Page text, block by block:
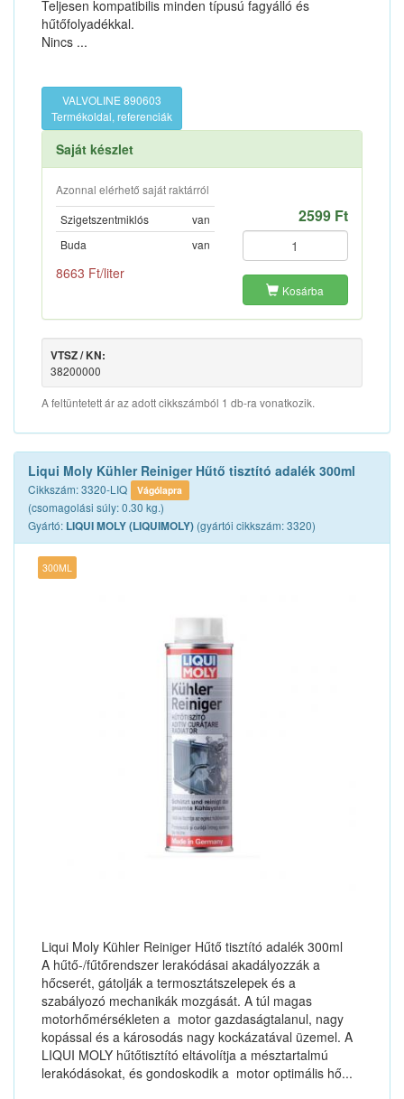
Teljesen kompatibilis minden típusú fagyálló és
hűtőfolyadékkal.
Nincs ...
VALVOLINE 890603
Termékoldal, referenciák
Saját készlet
Azonnal elérhető saját raktárról
Szigetszentmiklós
van
Buda
van
8663 Ft/liter
2599 Ft
Kosárba
VTSZ / KN:
38200000
A feltüntetett ár az adott cikkszámból 1 db-ra vonatkozik.
Liqui Moly Kühler Reiniger Hűtő tisztító adalék 300ml
Cikkszám: 3320-LIQ Vágólapra
(csomagolási súly: 0.30 kg.)
Gyártó: LIQUI MOLY (LIQUIMOLY) (gyártói cikkszám: 3320)
300ML
Liqui Moly Kühler Reiniger Hűtő tisztító adalék 300ml
A hűtő-/fűtőrendszer lerakódásai akadályozzák a
hőcserét, gátolják a termosztátszelepek és a
szabályozó mechanikák mozgását. A túl magas
motorhőmérsékleten a motor gazdaságtalanul, nagy
kopással és a károsodás nagy kockázatával üzemel. A
LIQUI MOLY hűtőtisztító eltávolítja a mésztartalmú
lerakódásokat, és gondoskodik a motor optimális hő...